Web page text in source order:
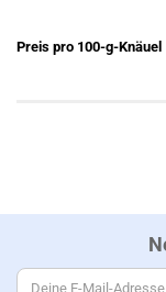
Preis pro 100-g-Knäuel